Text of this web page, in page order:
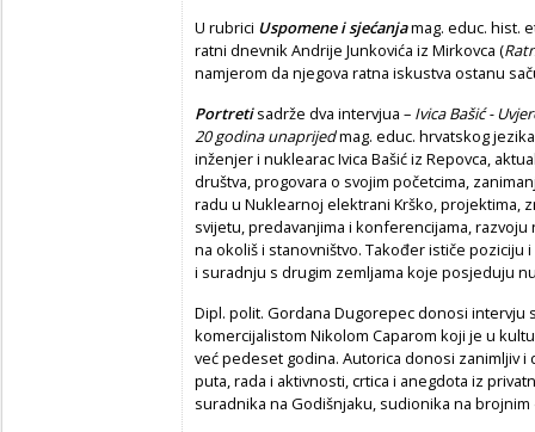
U rubrici Uspomene i sjećanjamag. educ. hist.
ratni dnevnik Andrije Junkovića iz Mirkovca (
namjerom da njegova ratna iskustva ostanu
Portretisadrže dva intervjua – Ivica Bašić -
20 godina unaprijedmag. educ. hrvatskog
inženjer i nuklearac Ivica Bašić iz Repovca,
društva, progovara o svojim početcima,
radu u Nuklearnoj elektrani Krško, projektima,
svijetu, predavanjima i konferencijama,
na okoliš i stanovništvo. Također ističe
i suradnju s drugim zemljama koje posjeduju
Dipl. polit. Gordana Dugorepec donosi intervju
komercijalistom Nikolom Caparom koji je u
već pedeset godina. Autorica donosi zanimljiv
puta, rada i aktivnosti, crtica i anegdota iz
suradnika na Godišnjaku, sudionika na